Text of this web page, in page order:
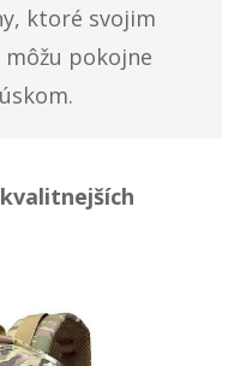
ktoré svojim
pokojne